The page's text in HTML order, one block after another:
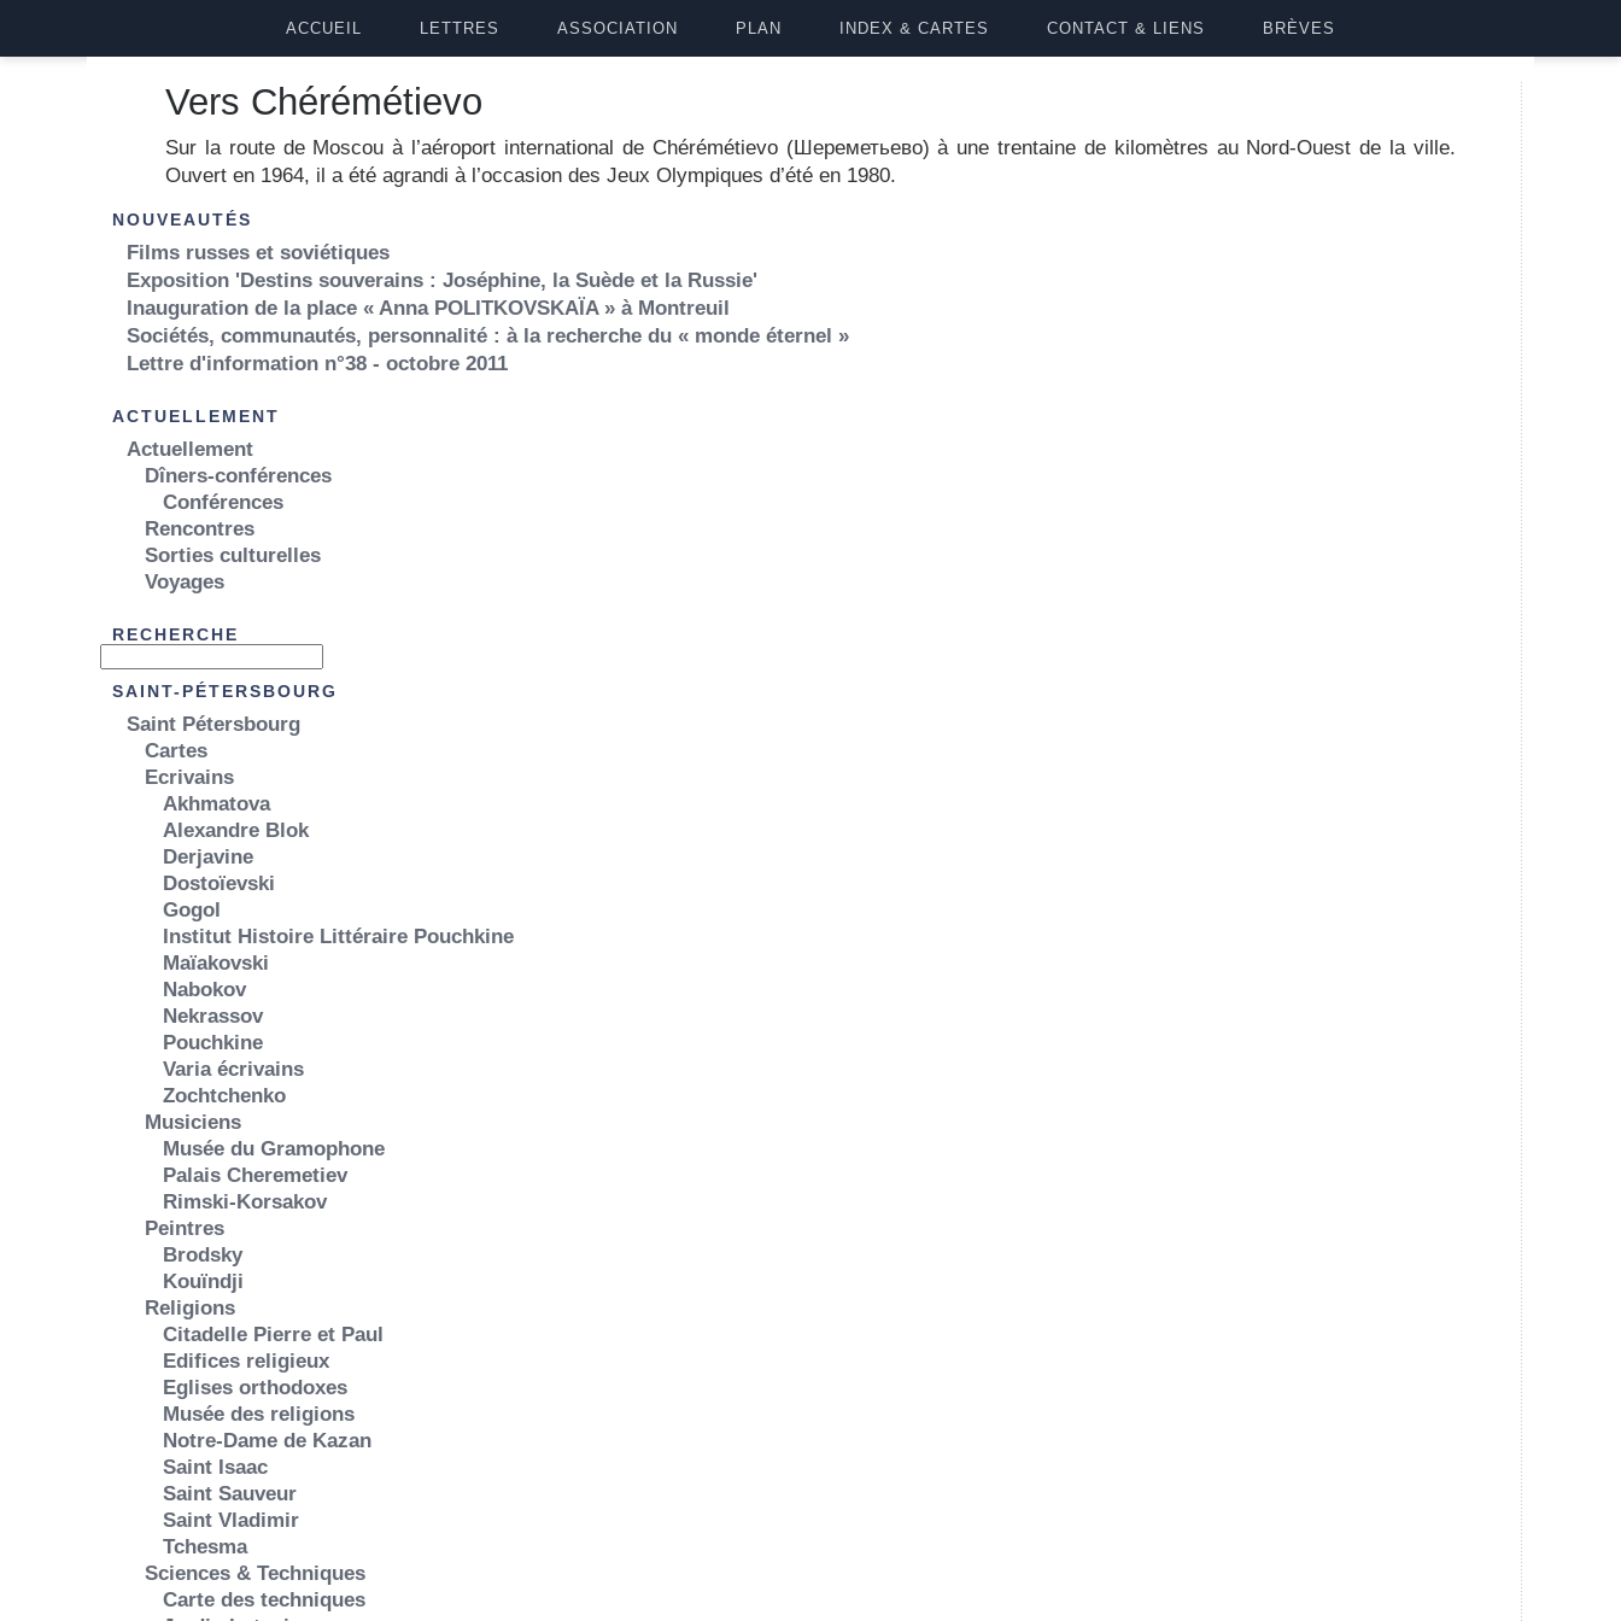
ACCUEIL LETTRES ASSOCIATION PLAN INDEX & CARTES CONTACT & LIENS BRÈVES
Vers Chérémétievo
Sur la route de Moscou à l’aéroport international de Chérémétievo (Шереметьево) à une trentaine de kilomètres au Nord-Ouest de la ville.
Ouvert en 1964, il a été agrandi à l’occasion des Jeux Olympiques d’été en 1980.
NOUVEAUTÉS
Films russes et soviétiques
Exposition 'Destins souverains : Joséphine, la Suède et la Russie'
Inauguration de la place « Anna POLITKOVSKAÏA » à Montreuil
Sociétés, communautés, personnalité : à la recherche du « monde éternel »
Lettre d'information n°38 - octobre 2011
ACTUELLEMENT
Actuellement
Dîners-conférences
Conférences
Rencontres
Sorties culturelles
Voyages
RECHERCHE
SAINT-PÉTERSBOURG
Saint Pétersbourg
Cartes
Ecrivains
Akhmatova
Alexandre Blok
Derjavine
Dostoïevski
Gogol
Institut Histoire Littéraire Pouchkine
Maïakovski
Nabokov
Nekrassov
Pouchkine
Varia écrivains
Zochtchenko
Musiciens
Musée du Gramophone
Palais Cheremetiev
Rimski-Korsakov
Peintres
Brodsky
Kouïndji
Religions
Citadelle Pierre et Paul
Edifices religieux
Eglises orthodoxes
Musée des religions
Notre-Dame de Kazan
Saint Isaac
Saint Sauveur
Saint Vladimir
Tchesma
Sciences & Techniques
Carte des techniques